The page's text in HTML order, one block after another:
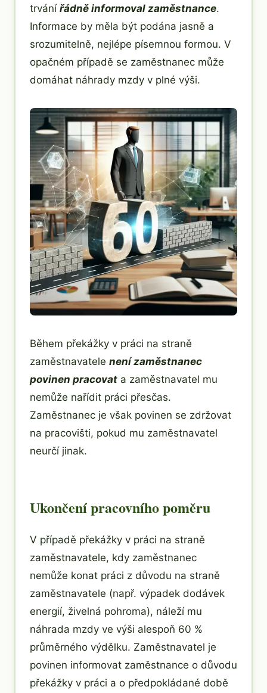
trvání řádně informoval zaměstnance.
Informace by měla být podána jasně a
srozumitelně, nejlépe písemnou formou. V
opačném případě se zaměstnanec může
domáhat náhrady mzdy v plné výši.
Během překážky v práci na straně
zaměstnavatele není zaměstnanec
povinen pracovat a zaměstnavatel mu
nemůže nařídit práci přesčas.
Zaměstnanec je však povinen se zdržovat
na pracovišti, pokud mu zaměstnavatel
neurčí jinak.
Ukončení pracovního poměru
V případě překážky v práci na straně
zaměstnavatele, kdy zaměstnanec
nemůže konat práci z důvodu na straně
zaměstnavatele (např. výpadek dodávek
energií, živelná pohroma), náleží mu
náhrada mzdy ve výši alespoň 60 %
průměrného výdělku. Zaměstnavatel je
povinen informovat zaměstnance o důvodu
překážky v práci a o předpokládané době